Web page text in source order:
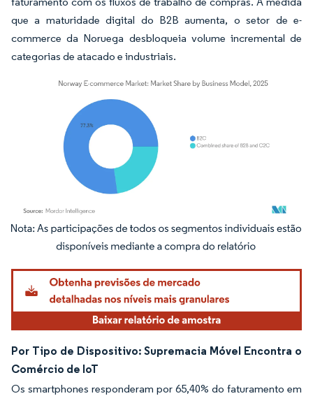
que a maturidade digital do B2B aumenta, o setor de e-
commerce da Noruega desbloqueia volume incremental de
categorias de atacado e industriais.
Imagem © Mordor Intelligence. O reuso requer atribuição conforme CC BY 4.0.
Por Tipo de Dispositivo: Supremacia Móvel Encontra o
Comércio de IoT
Os smartphones responderam por 65,40% do faturamento em